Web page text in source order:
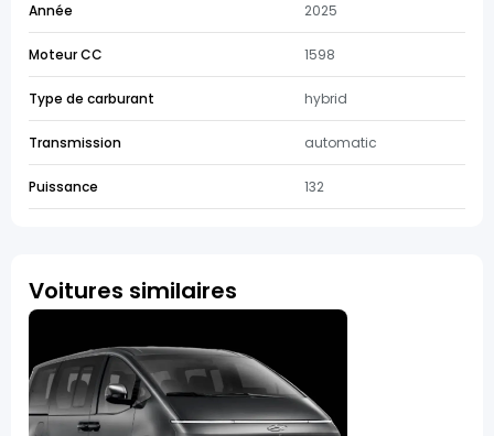
Année 2025
Moteur CC 1598
Type de carburant hybrid
Transmission automatic
Puissance 132
Voitures similaires